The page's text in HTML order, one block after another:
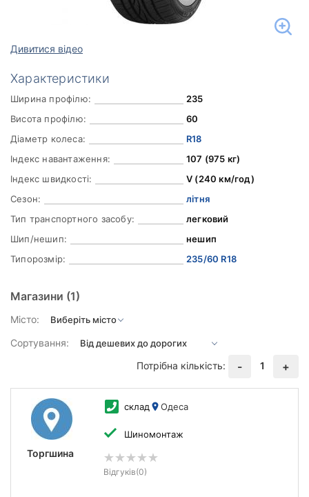
Дивитися відео
Характеристики
Ширина профілю:
235
Висота профілю:
60
Діаметр колеса:
R18
Індекс навантаження:
107 (975 кг)
Індекс швидкості:
V (240 км/год)
Сезон:
літня
Тип транспортного засобу:
легковий
Шип/нешип:
нешип
Типорозмір:
235/60 R18
Магазини (1)
Місто:
Сортування:
Потрібна кількість:
- 1 +
Торгшина
склад Одеса
Шиномонтаж
Відгуків(0)